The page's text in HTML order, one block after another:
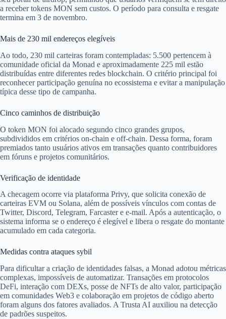
a receber tokens MON sem custos. O período para consulta e resgate
termina em 3 de novembro.
Mais de 230 mil endereços elegíveis
Ao todo, 230 mil carteiras foram contempladas: 5.500 pertencem à
comunidade oficial da Monad e aproximadamente 225 mil estão
distribuídas entre diferentes redes blockchain. O critério principal foi
reconhecer participação genuína no ecossistema e evitar a manipulação
típica desse tipo de campanha.
Cinco caminhos de distribuição
O token MON foi alocado segundo cinco grandes grupos,
subdivididos em critérios on-chain e off-chain. Dessa forma, foram
premiados tanto usuários ativos em transações quanto contribuidores
em fóruns e projetos comunitários.
Verificação de identidade
A checagem ocorre via plataforma Privy, que solicita conexão de
carteiras EVM ou Solana, além de possíveis vínculos com contas de
Twitter, Discord, Telegram, Farcaster e e-mail. Após a autenticação, o
sistema informa se o endereço é elegível e libera o resgate do montante
acumulado em cada categoria.
Medidas contra ataques sybil
Para dificultar a criação de identidades falsas, a Monad adotou métricas
complexas, impossíveis de automatizar. Transações em protocolos
DeFi, interação com DEXs, posse de NFTs de alto valor, participação
em comunidades Web3 e colaboração em projetos de código aberto
foram alguns dos fatores avaliados. A Trusta AI auxiliou na detecção
de padrões suspeitos.